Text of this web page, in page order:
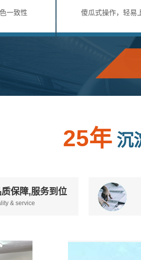
一致性 傻瓜式操作，轻易
25年 沉
质保障,服务到位
& service